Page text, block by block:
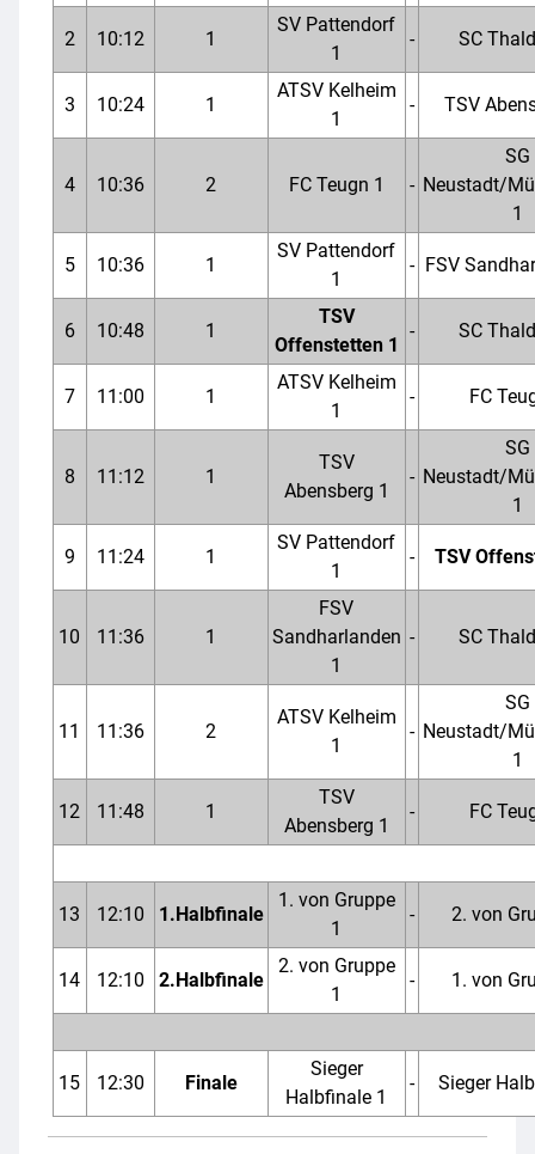
2 10:12 1
SV Pattendorf
1
- SC
3 10:24 1
ATSV Kelheim
1
- TSV
4 10:36 2 FC Teugn 1 -
SG
Neustadt/
1
5 10:36 1
SV Pattendorf
1
- FSV
6 10:48 1
TSV
Offenstetten 1
- SC
7 11:00 1
ATSV Kelheim
1
- FC
8 11:12 1
TSV
Abensberg 1
-
SG
Neustadt/
1
9 11:24 1
SV Pattendorf
1
- TSV
10 11:36 1
FSV
Sandharlanden
1
- SC
11 11:36 2
ATSV Kelheim
1
-
SG
Neustadt/
1
12 11:48 1
TSV
Abensberg 1
- FC
13 12:10 1.Halbfinale
1. von Gruppe
1
- 2. von
14 12:10 2.Halbfinale
2. von Gruppe
1
- 1. von
15 12:30 Finale
Sieger
Halbfinale 1
- Sieger